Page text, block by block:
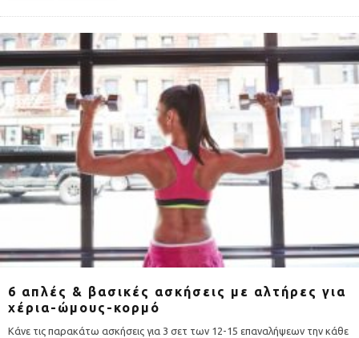
6 απλές & βασικές ασκήσεις με αλτήρες για
χέρια-ώμους-κορμό
Κάνε τις παρακάτω ασκήσεις για 3 σετ των 12-15 επαναλήψεων την κάθε